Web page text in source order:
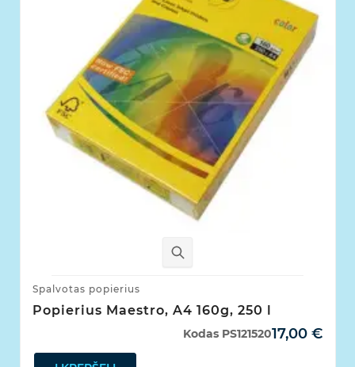
Spalvotas popierius
Popierius Maestro, A4 160g, 250 l
17,00 €
Kodas PS121520